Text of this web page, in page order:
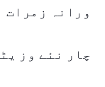
ورانہ زمرات
چار نئے وز